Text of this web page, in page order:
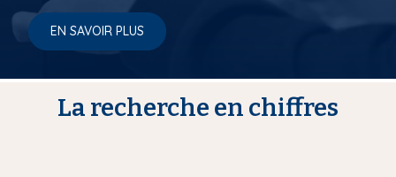
EN SAVOIR PLUS
La recherche en chiffres